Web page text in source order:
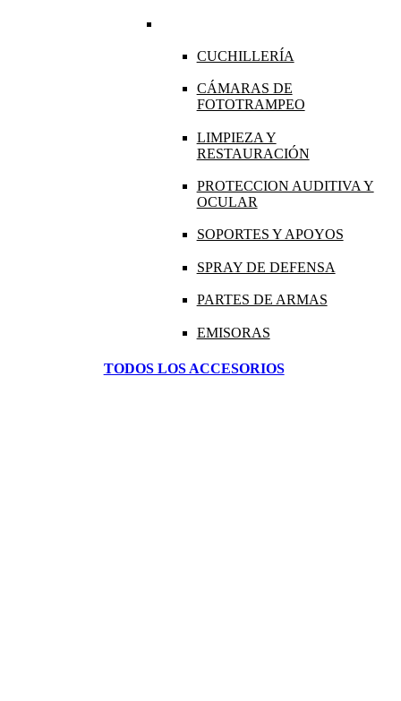
CUCHILLERÍA
CÁMARAS DE
FOTOTRAMPEO
LIMPIEZA Y
RESTAURACIÓN
PROTECCION AUDITIVA Y
OCULAR
SOPORTES Y APOYOS
SPRAY DE DEFENSA
PARTES DE ARMAS
EMISORAS
TODOS LOS ACCESORIOS